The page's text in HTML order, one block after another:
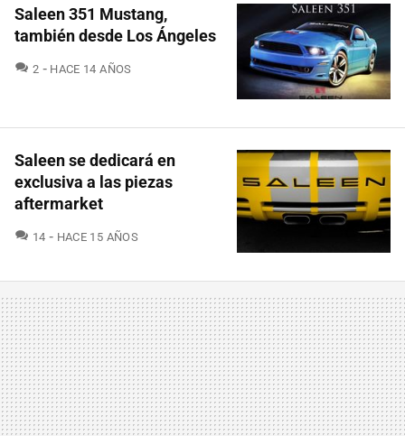
Saleen 351 Mustang,
también desde Los Ángeles
2 COMENTARIOS
HACE 14 AÑOS
Saleen se dedicará en
exclusiva a las piezas
aftermarket
14 COMENTARIOS
HACE 15 AÑOS